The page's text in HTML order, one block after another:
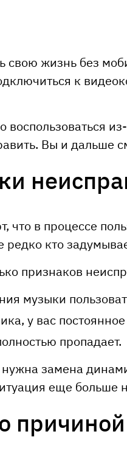
свою жизнь без
к
воспользоваться
Вы и дальше
что в процессе
кто
признаков
музыки
у вас
пропадает.
нужна замена
еще больше